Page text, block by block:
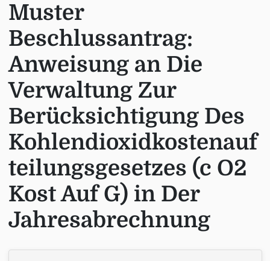
Muster
Beschlussantrag:
Anweisung an Die
Verwaltung Zur
Berücksichtigung Des
Kohlendioxidkostenauf
teilungsgesetzes (c O2
Kost Auf G) in Der
Jahresabrechnung